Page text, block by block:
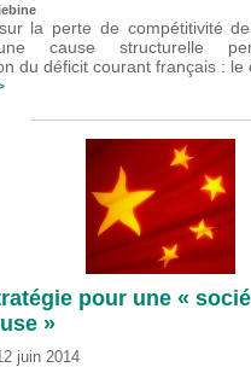
la perte de compétitivité de
cause structurelle
du déficit courant français : le
pour une «
»
juin 2014